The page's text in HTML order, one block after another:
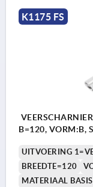
K1175 FS
B=120, VORM:B,
UITVOERING
BREEDTE=120
MATERIAAL